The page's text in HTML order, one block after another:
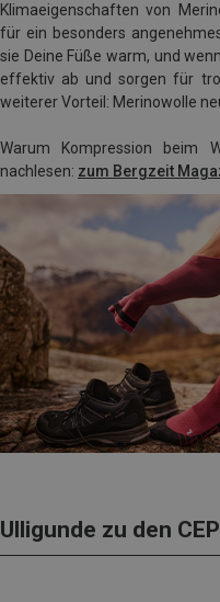
Klimaeigenschaften von
für ein besonders
sie Deine Füße warm, und
effektiv ab und sorgen für
weiterer Vorteil: Merinowolle
Warum Kompression beim
nachlesen: zum Bergzeit
Ulligunde zu den